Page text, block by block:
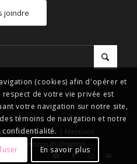
joindre
droits réservés. | Mentions
et conditions d'utilisation
(cookies) afin d'opérer et
respect de votre vie privée est
votre navigation sur notre site,
témoins de navigation et notre
En savoir plus